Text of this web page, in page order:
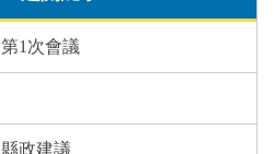
第1次會議
縣政建議